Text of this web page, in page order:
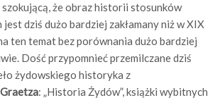
że obraz historii stosunków
dziś dużo bardziej zakłamany niż w XIX
ten temat bez porównania dużo bardziej
Dość przypomnieć przemilczane dziś
żydowskiego historyka z
: „Historia Żydów”, książki wybitnych